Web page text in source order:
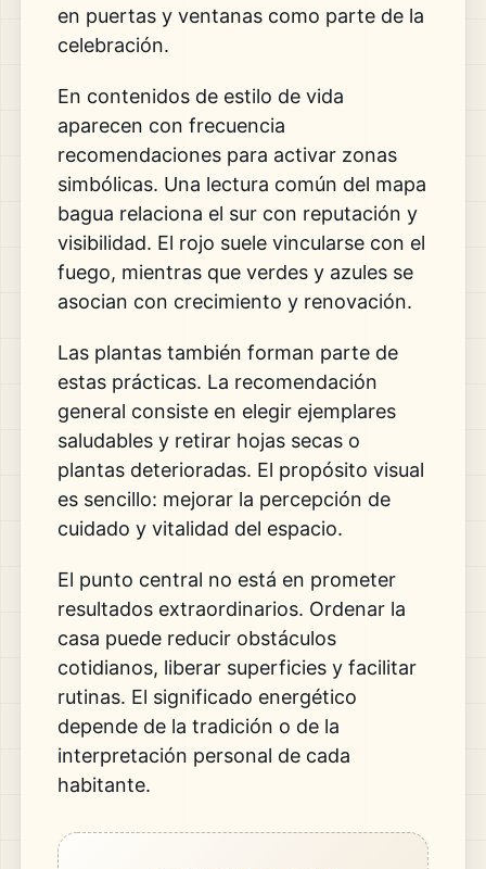
en puertas y ventanas como parte de la
celebración.
En contenidos de estilo de vida
aparecen con frecuencia
recomendaciones para activar zonas
simbólicas. Una lectura común del mapa
bagua relaciona el sur con reputación y
visibilidad. El rojo suele vincularse con el
fuego, mientras que verdes y azules se
asocian con crecimiento y renovación.
Las plantas también forman parte de
estas prácticas. La recomendación
general consiste en elegir ejemplares
saludables y retirar hojas secas o
plantas deterioradas. El propósito visual
es sencillo: mejorar la percepción de
cuidado y vitalidad del espacio.
El punto central no está en prometer
resultados extraordinarios. Ordenar la
casa puede reducir obstáculos
cotidianos, liberar superficies y facilitar
rutinas. El significado energético
depende de la tradición o de la
interpretación personal de cada
habitante.